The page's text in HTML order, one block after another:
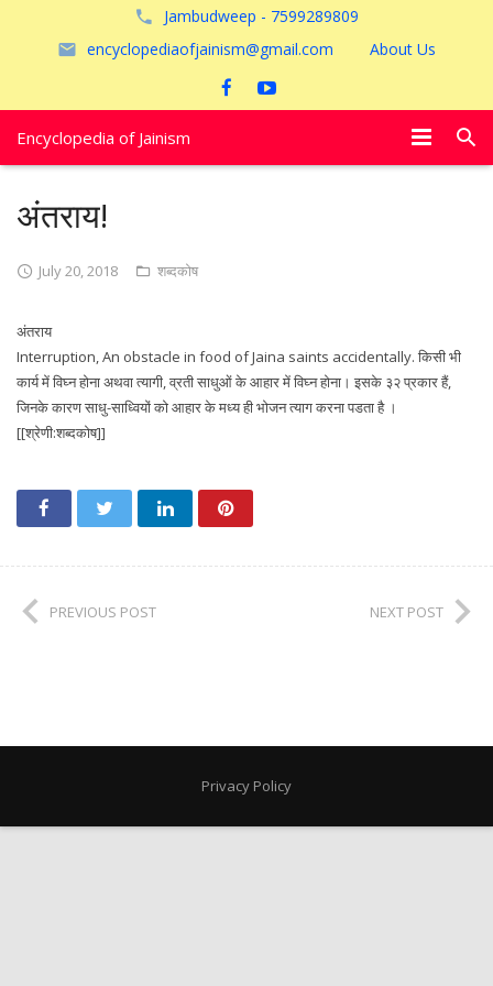
Jambudweep - 7599289809
encyclopediaofjainism@gmail.com
About Us
Encyclopedia of Jainism
अयोध्या
अंतराय!
July 20, 2018 शब्दकोष
अंतराय
Interruption, An obstacle in food of Jaina saints accidentally. किसी भी
कार्य में विघ्न होना अथवा त्यागी, व्रती साधुओं के आहार में विघ्न होना। इसके ३२ प्रकार हैं,
जिनके कारण साधु-साध्वियों को आहार के मध्य ही भोजन त्याग करना पडता है ।
[[श्रेणी:शब्दकोष]]
PREVIOUS POST NEXT POST
Privacy Policy